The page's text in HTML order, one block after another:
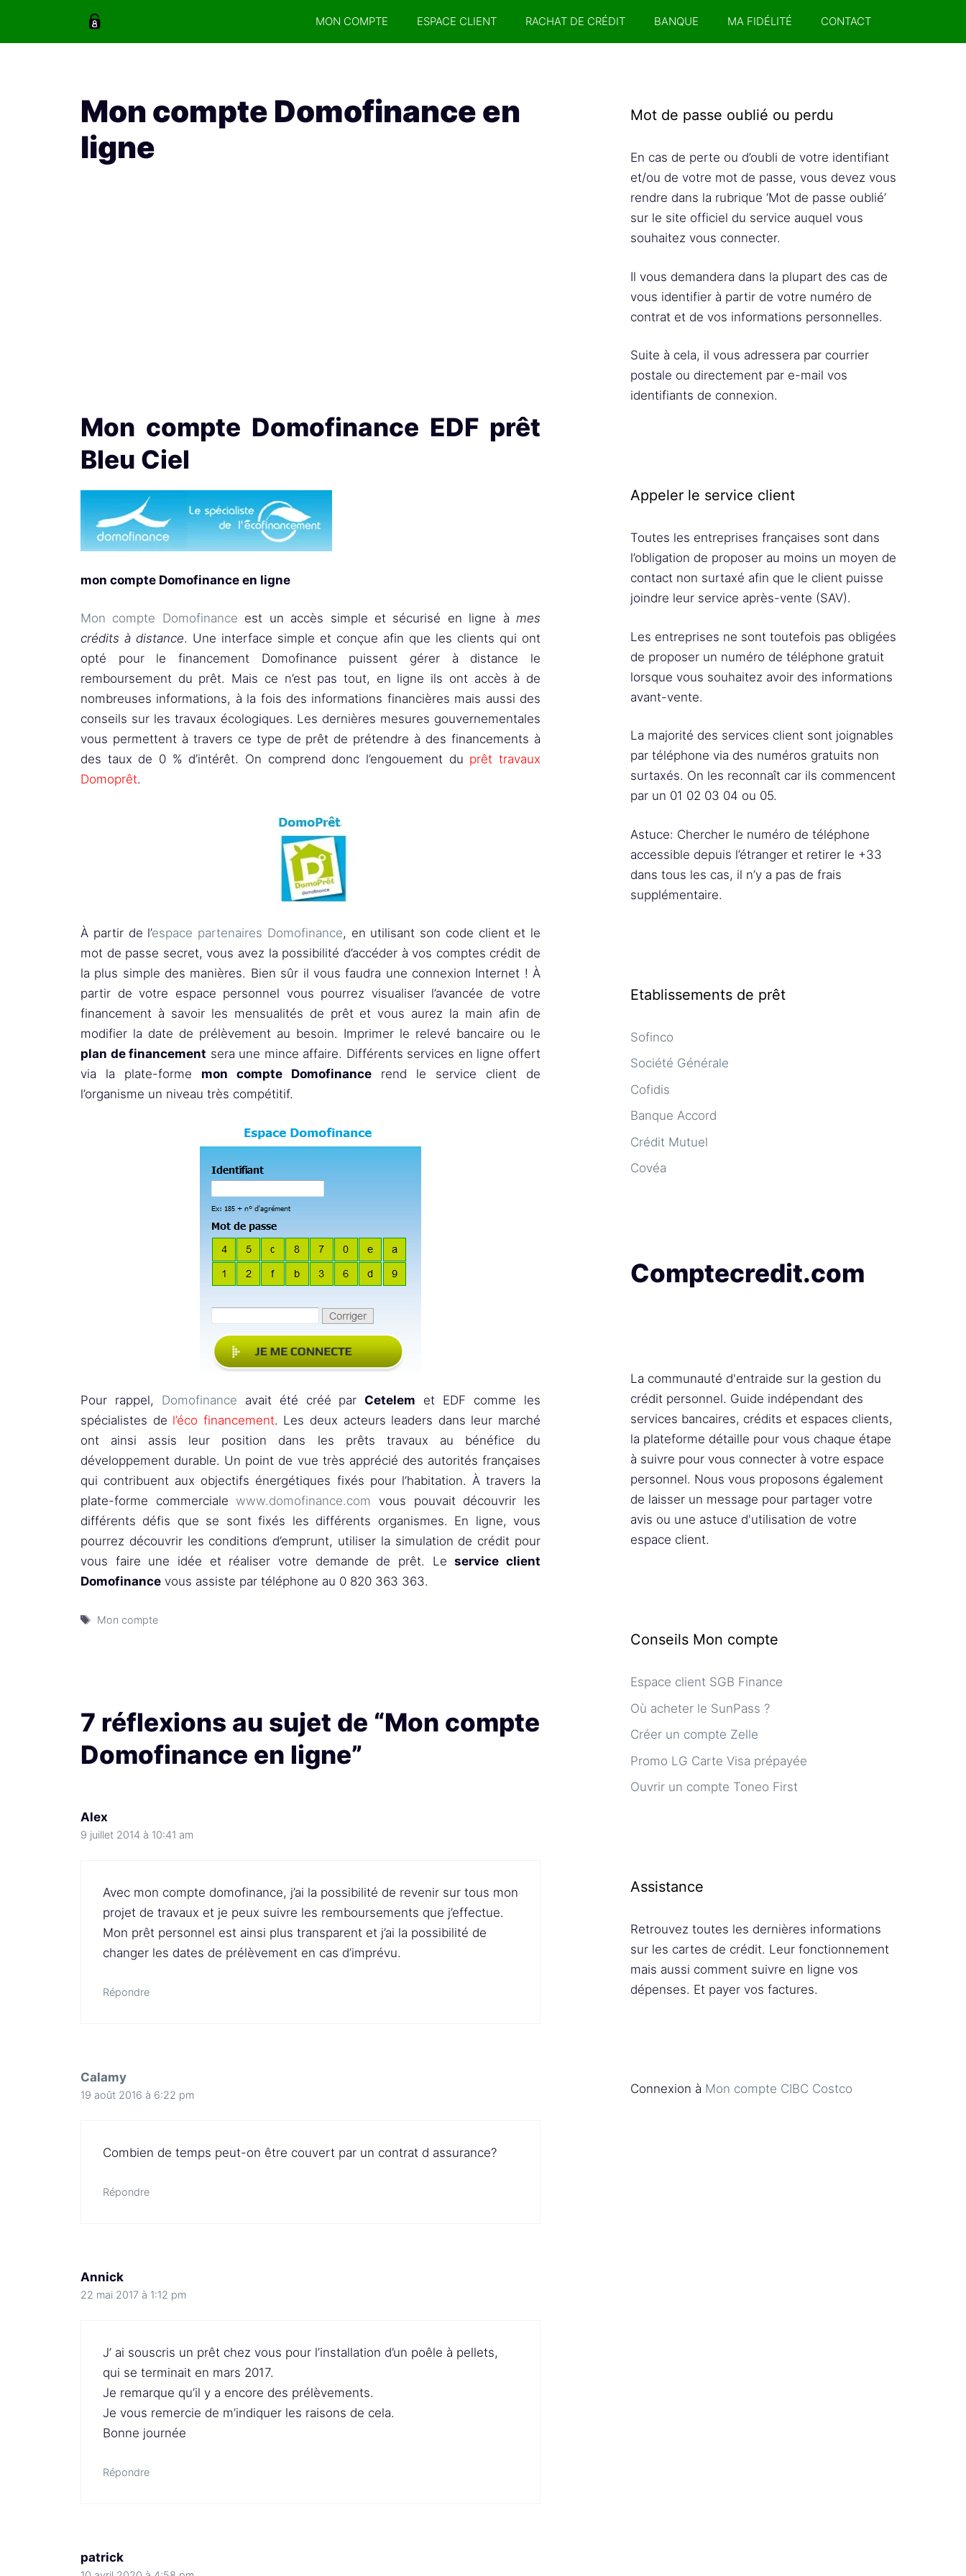
MON COMPTE ESPACE CLIENT RACHAT DE CRÉDIT BANQUE MA FIDÉLITÉ CONTACT
Mon compte Domofinance en
ligne
Mon compte Domofinance EDF prêt
Bleu Ciel
mon compte Domofinance en ligne
Mon compte Domofinance est un accès simple et sécurisé en ligne àmes
crédits à distance. Une interface simple et conçue afin que les clients qui ont
opté pour le financement Domofinance puissent gérer à distance le
remboursement du prêt. Mais ce n’est pas tout, en ligne ils ont accès à de
nombreuses informations, à la fois des informations financières mais aussi des
conseils sur les travaux écologiques. Les dernières mesures gouvernementales
vous permettent à travers ce type de prêt de prétendre à des financements à
des taux de 0 % d’intérêt. On comprend donc l’engouement du prêt travaux
Domoprêt.
À partir de l’espace partenaires Domofinance, en utilisant son code client et le
mot de passe secret, vous avez la possibilité d’accéder à vos comptes crédit de
la plus simple des manières. Bien sûr il vous faudra une connexion Internet ! À
partir de votre espace personnel vous pourrez visualiser l’avancée de votre
financement à savoir les mensualités de prêt et vous aurez la main afin de
modifier la date de prélèvement au besoin. Imprimer le relevé bancaire ou le
plan de financement sera une mince affaire. Différents services en ligne offert
via la plate-forme mon compte Domofinance rend le service client de
l’organisme un niveau très compétitif.
Pour rappel, Domofinance avait été créé parCetelem et EDF comme les
spécialistes de l’éco financement. Les deux acteurs leaders dans leur marché
ont ainsi assis leur position dans les prêts travaux au bénéfice du
développement durable. Un point de vue très apprécié des autorités françaises
qui contribuent aux objectifs énergétiques fixés pour l’habitation. À travers la
plate-forme commerciale www.domofinance.com vous pouvait découvrir les
différents défis que se sont fixés les différents organismes. En ligne, vous
pourrez découvrir les conditions d’emprunt, utiliser la simulation de crédit pour
vous faire une idée et réaliser votre demande de prêt. Leservice client
Domofinance vous assiste par téléphone au 0 820 363 363.
Étiquettes
Mon compte
7 réflexions au sujet de “Mon compte
Domofinance en ligne”
Alex
9 juillet 2014 à 10:41 am
Avec mon compte domofinance, j’ai la possibilité de revenir sur tous mon
projet de travaux et je peux suivre les remboursements que j’effectue.
Mon prêt personnel est ainsi plus transparent et j’ai la possibilité de
changer les dates de prélèvement en cas d’imprévu.
Répondre
Calamy
19 août 2016 à 6:22 pm
Combien de temps peut-on être couvert par un contrat d assurance?
Répondre
Annick
22 mai 2017 à 1:12 pm
J’ ai souscris un prêt chez vous pour l’installation d’un poêle à pellets,
qui se terminait en mars 2017.
Je remarque qu’il y a encore des prélèvements.
Je vous remercie de m’indiquer les raisons de cela.
Bonne journée
Répondre
patrick
Mot de passe oublié ou perdu
En cas de perte ou d’oubli de votre identifiant
et/ou de votre mot de passe, vous devez vous
rendre dans la rubrique ‘Mot de passe oublié’
sur le site officiel du service auquel vous
souhaitez vous connecter.
Il vous demandera dans la plupart des cas de
vous identifier à partir de votre numéro de
contrat et de vos informations personnelles.
Suite à cela, il vous adressera par courrier
postale ou directement par e-mail vos
identifiants de connexion.
Appeler le service client
Toutes les entreprises françaises sont dans
l’obligation de proposer au moins un moyen de
contact non surtaxé afin que le client puisse
joindre leur service après-vente (SAV).
Les entreprises ne sont toutefois pas obligées
de proposer un numéro de téléphone gratuit
lorsque vous souhaitez avoir des informations
avant-vente.
La majorité des services client sont joignables
par téléphone via des numéros gratuits non
surtaxés. On les reconnaît car ils commencent
par un 01 02 03 04 ou 05.
Astuce: Chercher le numéro de téléphone
accessible depuis l’étranger et retirer le +33
dans tous les cas, il n’y a pas de frais
supplémentaire.
Etablissements de prêt
Sofinco
Société Générale
Cofidis
Banque Accord
Crédit Mutuel
Covéa
Comptecredit.com
La communauté d'entraide sur la gestion du
crédit personnel. Guide indépendant des
services bancaires, crédits et espaces clients,
la plateforme détaille pour vous chaque étape
à suivre pour vous connecter à votre espace
personnel. Nous vous proposons également
de laisser un message pour partager votre
avis ou une astuce d'utilisation de votre
espace client.
Conseils Mon compte
Espace client SGB Finance
Où acheter le SunPass ?
Créer un compte Zelle
Promo LG Carte Visa prépayée
Ouvrir un compte Toneo First
Assistance
Retrouvez toutes les dernières informations
sur les cartes de crédit. Leur fonctionnement
mais aussi comment suivre en ligne vos
dépenses. Et payer vos factures.
Connexion à Mon compte CIBC Costco